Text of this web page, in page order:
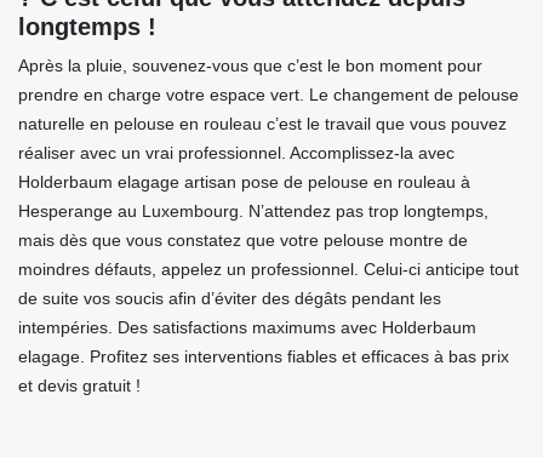
longtemps !
Après la pluie, souvenez-vous que c’est le bon moment pour
prendre en charge votre espace vert. Le changement de pelouse
naturelle en pelouse en rouleau c’est le travail que vous pouvez
réaliser avec un vrai professionnel. Accomplissez-la avec
Holderbaum elagage artisan pose de pelouse en rouleau à
Hesperange au Luxembourg. N’attendez pas trop longtemps,
mais dès que vous constatez que votre pelouse montre de
moindres défauts, appelez un professionnel. Celui-ci anticipe tout
de suite vos soucis afin d’éviter des dégâts pendant les
intempéries. Des satisfactions maximums avec Holderbaum
elagage. Profitez ses interventions fiables et efficaces à bas prix
et devis gratuit !